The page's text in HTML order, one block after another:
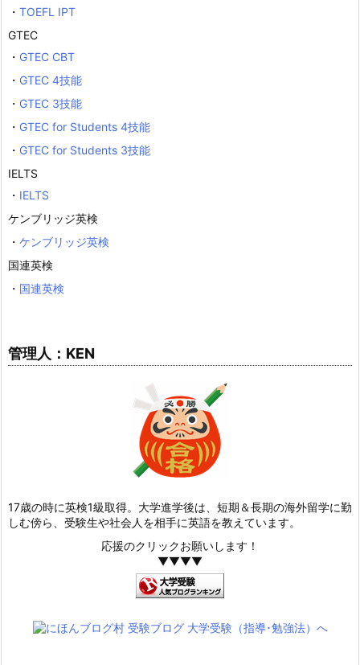
・ TOEFL IPT
GTEC
・ GTEC CBT
・ GTEC 4技能
・ GTEC 3技能
・ GTEC for Students 4技能
・ GTEC for Students 3技能
IELTS
・ IELTS
ケンブリッジ英検
・ ケンブリッジ英検
国連英検
・ 国連英検
管理人：KEN
17歳の時に英検1級取得。大学進学後は、短期＆長期の海外留学に勤
しむ傍ら、受験生や社会人を相手に英語を教えています。
応援のクリックお願いします！
▼▼▼▼